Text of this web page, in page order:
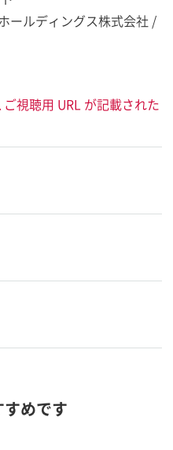
ールディングス株式会社 /
視聴用 URL が記載された
めです